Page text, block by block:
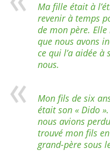
Ma fille était à
revenir à temps
de mon père.
que nous avons
ce qui l’a aidée à
nous.
Mon fils de six
était son « Dido
nous avions
trouvé mon fils
grand-père sous